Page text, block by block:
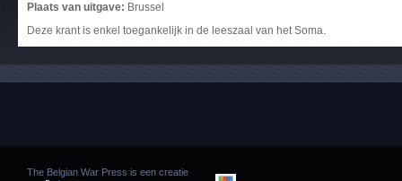
Plaats van uitgave: Brussel
Deze krant is enkel toegankelijk in de leeszaal van het Soma.
The Belgian War Press is een creatie